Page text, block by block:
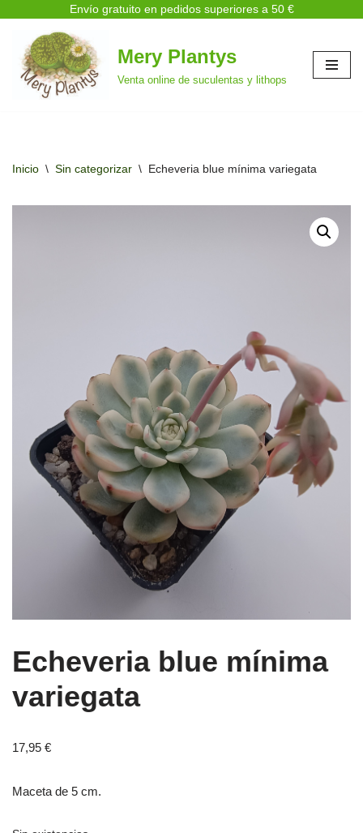
Envío gratuito en pedidos superiores a 50 €
Saltar
al
contenido
Mery Plantys
Venta online de suculentas y lithops
Inicio \ Sin categorizar \ Echeveria blue mínima variegata
Echeveria blue mínima
variegata
17,95 €
Maceta de 5 cm.